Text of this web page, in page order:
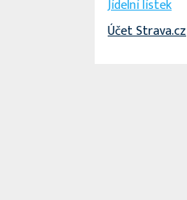
Jídelní lístek
Účet Strava.cz